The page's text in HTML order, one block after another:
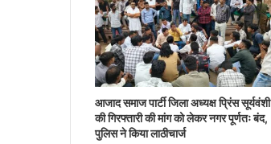
आजाद समाज पार्टी जिला अध्यक्ष प्रिंस सूर्यवंशी
की गिरफ्तारी की मांग को लेकर नगर पूर्णतः बंद,
पुलिस ने किया लाठीचार्ज